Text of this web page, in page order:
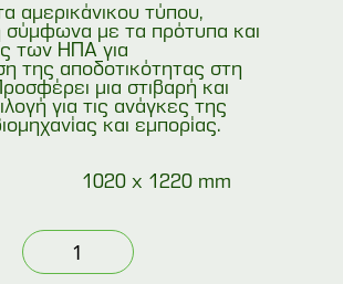
αμερικάνικου τύπου,
σύμφωνα με τα πρότυπα και
των ΗΠΑ για
της αποδοτικότητας στη
μια στιβαρή και
για τις ανάγκες της
και εμπορίας.
1020 x 1220 mm